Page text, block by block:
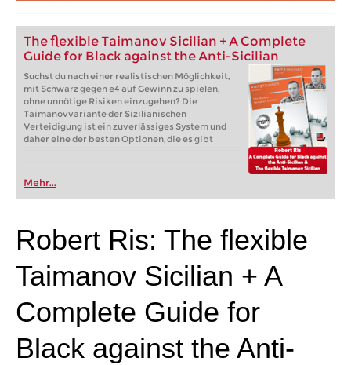
The flexible Taimanov Sicilian + A Complete
Guide for Black against the Anti-Sicilian
Suchst du nach einer realistischen Möglichkeit,
mit Schwarz gegen e4 auf Gewinn zu spielen,
ohne unnötige Risiken einzugehen? Die
Taimanovvariante der Sizilianischen
Verteidigung ist ein zuverlässiges System und
daher eine der besten Optionen, die es gibt
Mehr...
Robert Ris: The flexible
Taimanov Sicilian + A
Complete Guide for
Black against the Anti-